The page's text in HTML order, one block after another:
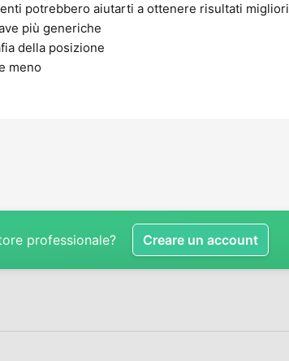
potrebbero aiutarti a ottenere risultati migliori
più generiche
della posizione
meno
professionale? Creare un account